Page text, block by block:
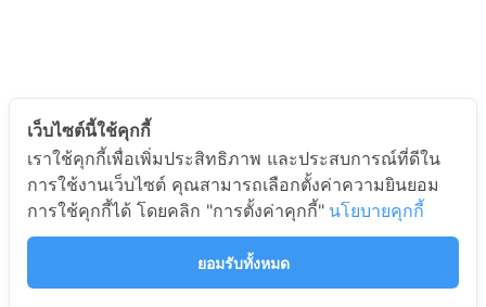
เตาปิ้งย่างหม้อชาบู
Newwave BBQ-1503
฿1,050 ฿995
เตาปิ้งย่างหม้อชาบู
Newwave BBQ-1502
฿1,050 ฿975
เว็บไซต์นี้ใช้คุกกี้
เราใช้คุกกี้เพื่อเพิ่มประสิทธิภาพ และประสบการณ์ที่ดีใน
การใช้งานเว็บไซต์ คุณสามารถเลือกตั้งค่าความยินยอม
การใช้คุกกี้ได้ โดยคลิก "การตั้งค่าคุกกี้" นโยบายคุกกี้
ยอมรับทั้งหมด